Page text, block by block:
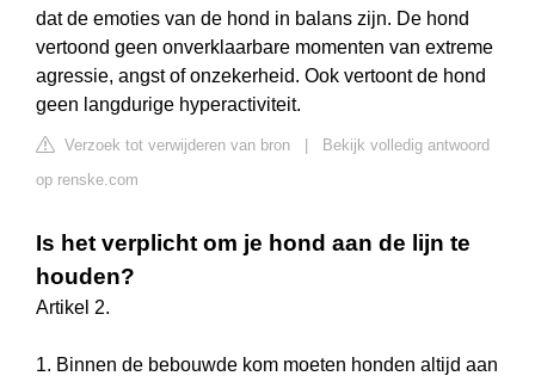
dat de emoties van de hond in balans zijn. De hond
vertoond geen onverklaarbare momenten van extreme
agressie, angst of onzekerheid. Ook vertoont de hond
geen langdurige hyperactiviteit.
Verzoek tot verwijderen van bron
Bekijk volledig antwoord
op renske.com
Is het verplicht om je hond aan de lijn te
houden?
Artikel 2.
1. Binnen de bebouwde kom moeten honden altijd aan